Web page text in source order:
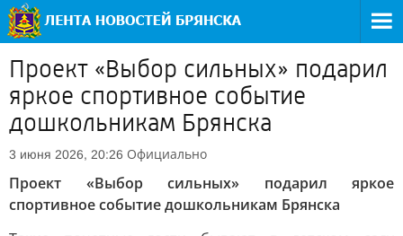
Проект «Выбор сильных» подарил
яркое спортивное событие
дошкольникам Брянска
3 июня 2026, 20:26 Официально
Проект «Выбор сильных» подарил яркое
спортивное событие дошкольникам Брянска